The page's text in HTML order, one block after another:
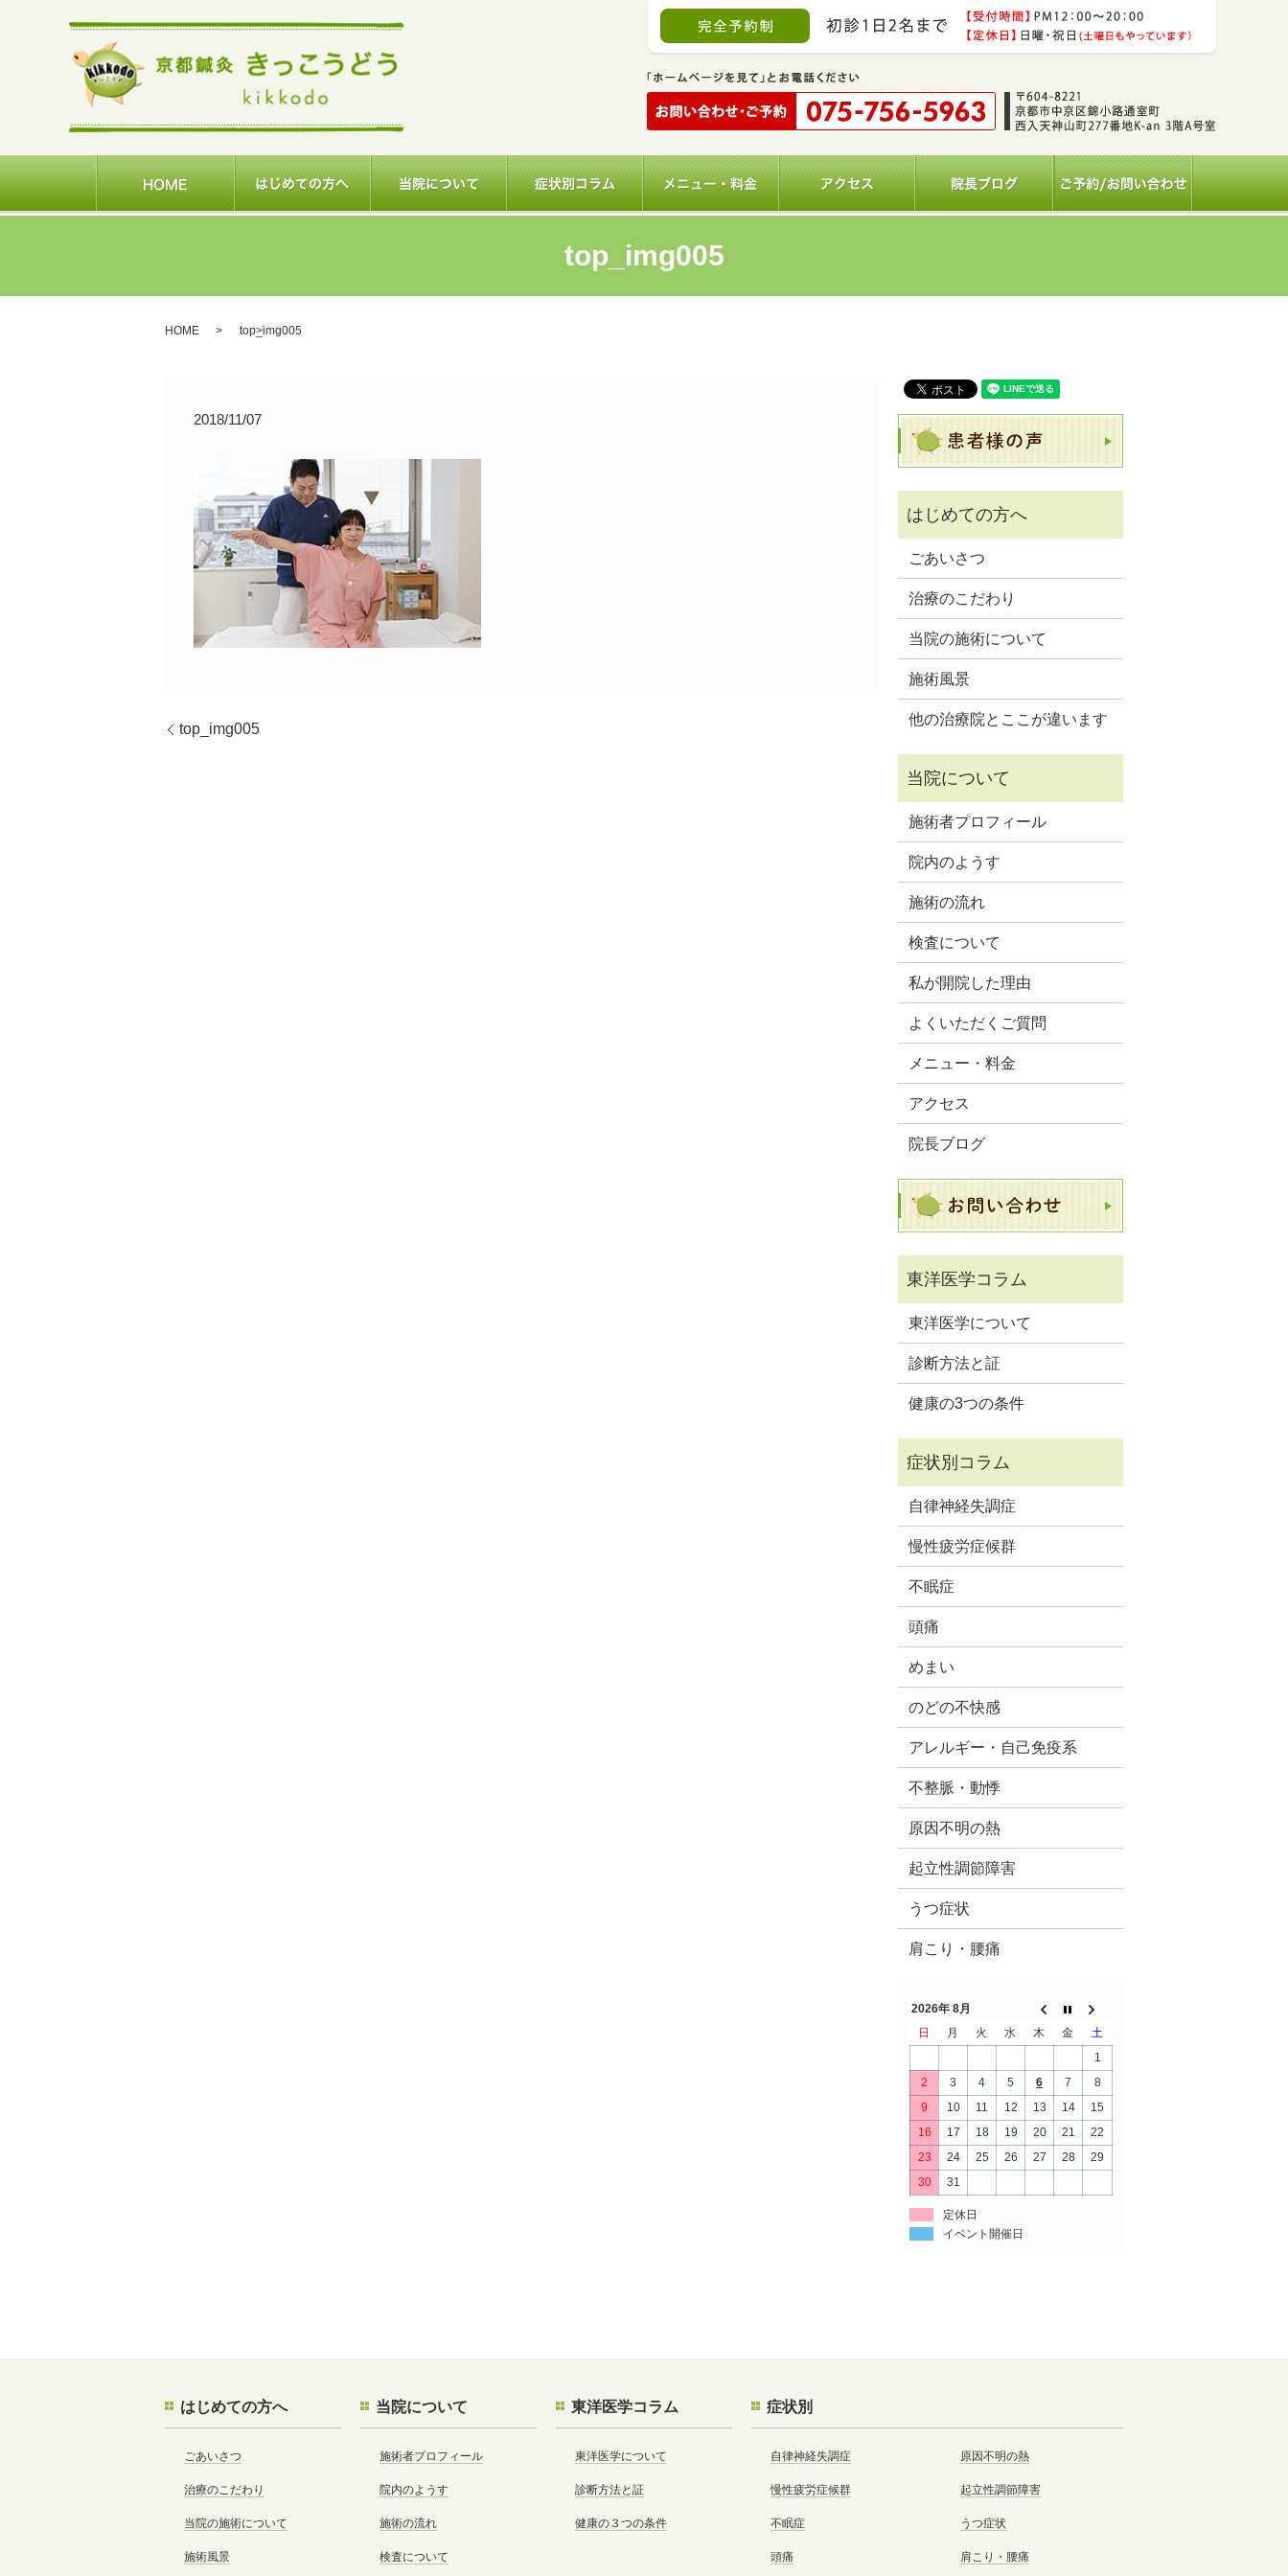
top_img005
HOME top_img005
2018/11/07
top_img005
ごあいさつ
治療のこだわり
当院の施術について
施術風景
他の治療院とここが違います
施術者プロフィール
院内のようす
施術の流れ
検査について
私が開院した理由
よくいただくご質問
メニュー・料金
アクセス
院長ブログ
東洋医学について
診断方法と証
健康の3つの条件
自律神経失調症
慢性疲労症候群
不眠症
頭痛
めまい
のどの不快感
アレルギー・自己免疫系
不整脈・動悸
原因不明の熱
起立性調節障害
うつ症状
肩こり・腰痛
2026年 8月
日
月 火 水 木 金
土
1
2
3 4 5 6 7
8
9
10 11 12 13 14
15
16
17 18 19 20 21
22
23
24 25 26 27 28
29
30
31
定休日
イベント開催日
はじめての方へ
ごあいさつ
治療のこだわり
当院の施術について
施術風景
当院について
施術者プロフィール
院内のようす
施術の流れ
検査について
東洋医学コラム
東洋医学について
診断方法と証
健康の３つの条件
症状別
自律神経失調症
慢性疲労症候群
不眠症
頭痛
原因不明の熱
起立性調節障害
うつ症状
肩こり・腰痛